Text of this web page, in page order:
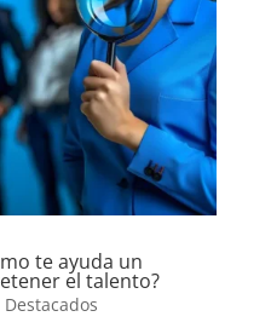
te ayuda un
el talento?
Destacados